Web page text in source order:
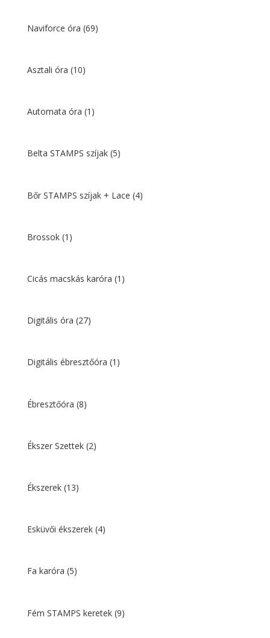
Naviforce óra (69)
Asztali óra (10)
Automata óra (1)
Belta STAMPS szíjak (5)
Bőr STAMPS szíjak + Lace (4)
Brossok (1)
Cicás macskás karóra (1)
Digitális óra (27)
Digitális ébresztőóra (1)
Ébresztőóra (8)
Ékszer Szettek (2)
Ékszerek (13)
Esküvői ékszerek (4)
Fa karóra (5)
Fém STAMPS keretek (9)